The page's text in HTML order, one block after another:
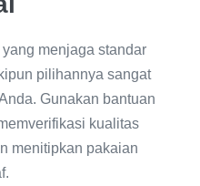
menjaga standar
pilihannya sangat
Gunakan bantuan
kualitas
menitipkan pakaian